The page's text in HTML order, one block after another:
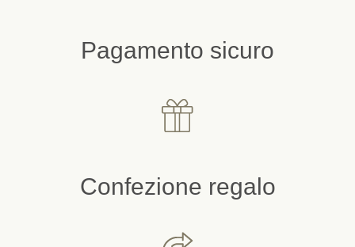
Pagamento sicuro
Confezione regalo